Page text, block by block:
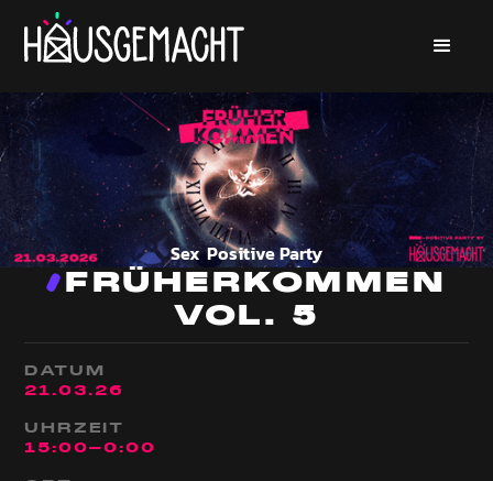
Sex PositiveParty
FRÜHERKOMMEN
VOL. 5
DATUM
21.03.26
UHRZEIT
15:00-0:00